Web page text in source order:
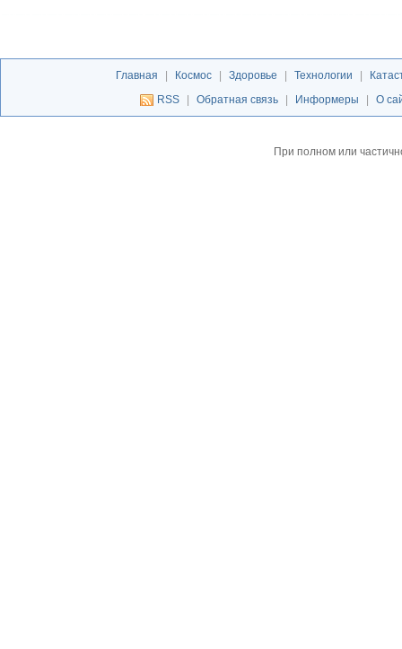
Главная Космос Здоровье Технологии
RSS
Обратная связь Информеры О
При полном или